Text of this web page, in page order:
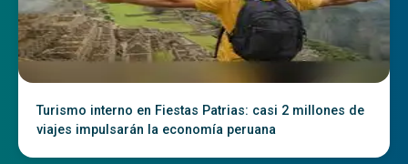
Turismo interno en Fiestas Patrias: casi 2 millones de
viajes impulsarán la economía peruana